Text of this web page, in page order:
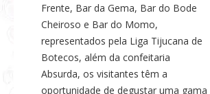
Frente, Bar da Gema, Bar do Bode
Cheiroso e Bar do Momo,
representados pela Liga Tijucana de
Botecos, além da confeitaria
Absurda, os visitantes têm a
oportunidade de degustar uma gama